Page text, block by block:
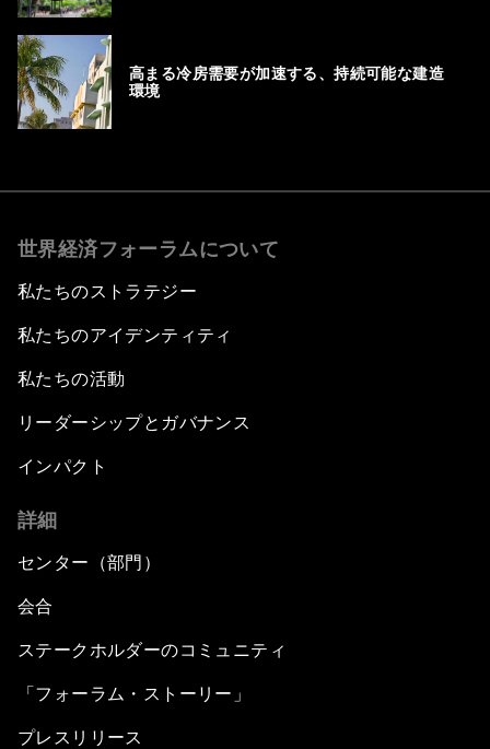
高まる冷房需要が加速する、持続可能な建造
環境
世界経済フォーラムについて
私たちのストラテジー
私たちのアイデンティティ
私たちの活動
リーダーシップとガバナンス
インパクト
詳細
センター（部門）
会合
ステークホルダーのコミュニティ
「フォーラム・ストーリー」
プレスリリース